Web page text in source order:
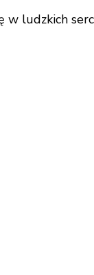
w ludzkich